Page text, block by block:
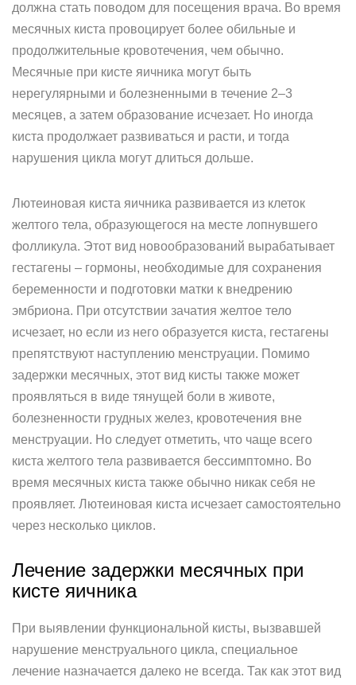
должна стать поводом для посещения врача. Во время
месячных киста провоцирует более обильные и
продолжительные кровотечения, чем обычно.
Месячные при кисте яичника могут быть
нерегулярными и болезненными в течение 2–3
месяцев, а затем образование исчезает. Но иногда
киста продолжает развиваться и расти, и тогда
нарушения цикла могут длиться дольше.
Лютеиновая киста яичника развивается из клеток
желтого тела, образующегося на месте лопнувшего
фолликула. Этот вид новообразований вырабатывает
гестагены – гормоны, необходимые для сохранения
беременности и подготовки матки к внедрению
эмбриона. При отсутствии зачатия желтое тело
исчезает, но если из него образуется киста, гестагены
препятствуют наступлению менструации. Помимо
задержки месячных, этот вид кисты также может
проявляться в виде тянущей боли в животе,
болезненности грудных желез, кровотечения вне
менструации. Но следует отметить, что чаще всего
киста желтого тела развивается бессимптомно. Во
время месячных киста также обычно никак себя не
проявляет. Лютеиновая киста исчезает самостоятельно
через несколько циклов.
Лечение задержки месячных при
кисте яичника
При выявлении функциональной кисты, вызвавшей
нарушение менструального цикла, специальное
лечение назначается далеко не всегда. Так как этот вид